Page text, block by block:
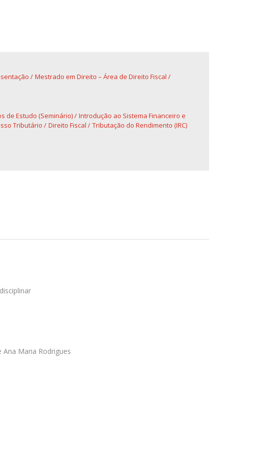
Mestrado em Direito – Área de Direito Fiscal
de Estudo (Seminário)
Introdução ao Sistema Financeiro e
Tributário Direito Fiscal Tributação do Rendimento (IRC)
Maria Rodrigues